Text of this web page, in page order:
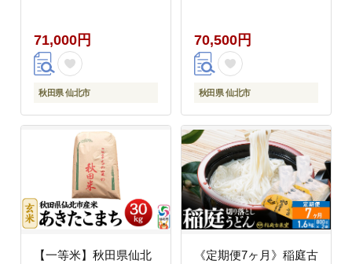
米定期便 玄米 あきたこ
まち ごはん 米 お米]
71,000円
秋田県 仙北市
70,500円
秋田県 仙北市
【一等米】秋田県仙北
《定期便7ヶ月》稲庭古